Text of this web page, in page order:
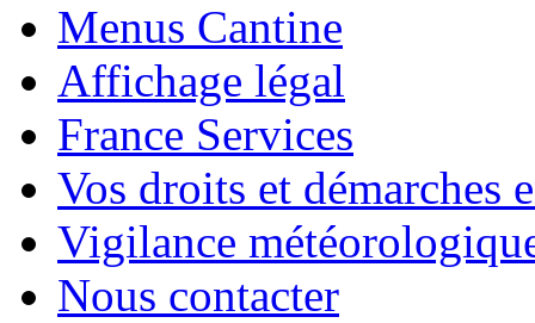
Menus Cantine
Affichage légal
France Services
Vos droits et démarches
Vigilance
Nous contacter